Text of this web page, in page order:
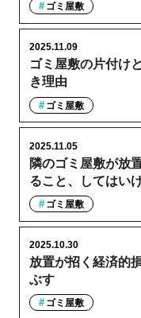
ゴミ屋敷
ゴミ屋敷の片付け
き理由
2025.11.09
ゴミ屋敷
隣のゴミ屋敷が放
ること、してはい
2025.11.05
ゴミ屋敷
放置が招く経済的
ぶす
2025.10.30
ゴミ屋敷